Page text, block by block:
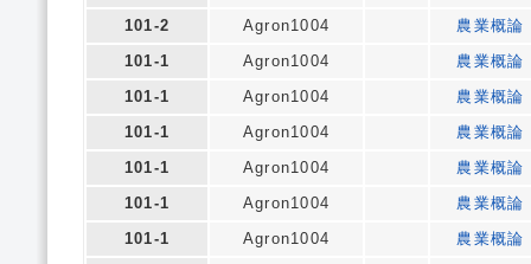
101-2
Agron1004
農業概論
101-1
Agron1004
農業概論
101-1
Agron1004
農業概論
101-1
Agron1004
農業概論
101-1
Agron1004
農業概論
101-1
Agron1004
農業概論
101-1
Agron1004
農業概論